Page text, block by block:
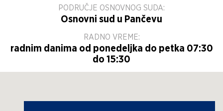
PODRUČJE OSNOVNOG SUDA:
Osnovni sud u Pančevu
RADNO VREME:
radnim danima od ponedeljka do petka 07:30
do 15:30